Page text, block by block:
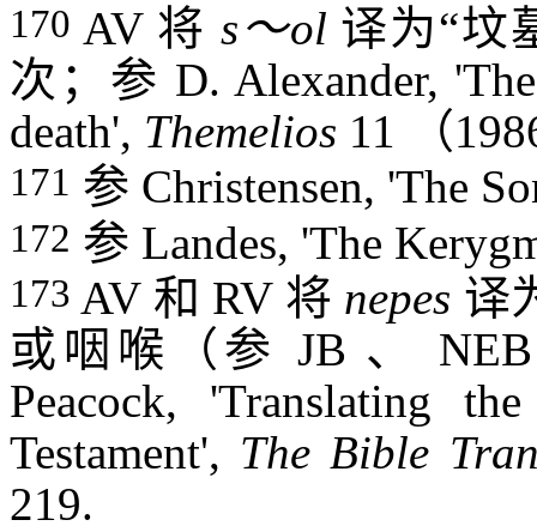
170 AV 将 s～ol 译为“坟
次；参 D. Alexander,
death', Themelios 11 （
171 参 Christensen, 'The
172 参 Landes, 'The
173 AV 和 RV 将 nepes 译
或咽喉（参 JB 、
Peacock, 'Translating
Testament', The Bible
219.